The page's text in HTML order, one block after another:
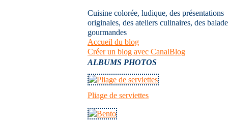
Cuisine colorée, ludique, des présentations
originales, des ateliers culinaires, des
gourmandes
Accueil du blog
Créer un blog avec CanalBlog
ALBUMS PHOTOS
Pliage de serviettes